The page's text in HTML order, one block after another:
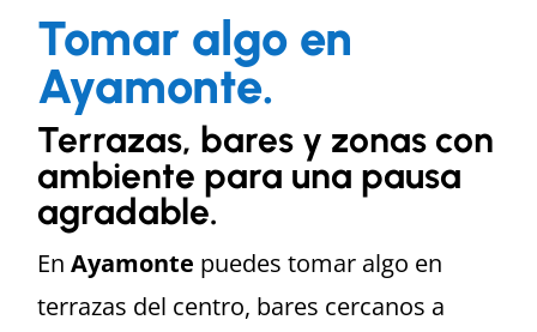
Tomar algo en
Ayamonte.
Terrazas, bares y zonas con
ambiente para una pausa
agradable.
EnAyamonte puedes tomar algo en
terrazas del centro, bares cercanos a